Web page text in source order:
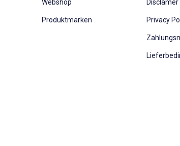
Webshop
Produktmarken
Disclamer
Privacy